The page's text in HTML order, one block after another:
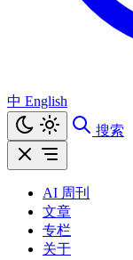
中 English
搜索
AI 周刊
文章
专栏
关于